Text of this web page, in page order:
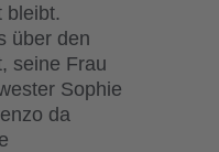
bleibt.
über den
seine Frau
Sophie
da